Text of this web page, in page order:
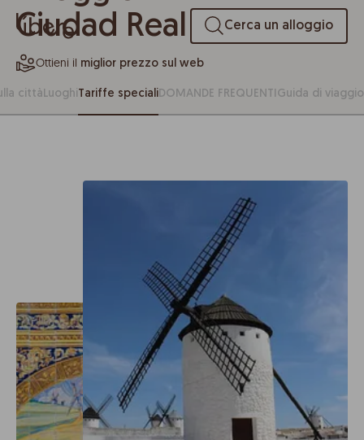
Cerca un alloggio
Ciudad Real
Ottieni il miglior prezzo sul web
cittàLuoghiTariffe specialiDOMANDE FREQUENTI Guida di viaggio